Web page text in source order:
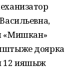
«Мишкан»
доярка
12 ияшыж